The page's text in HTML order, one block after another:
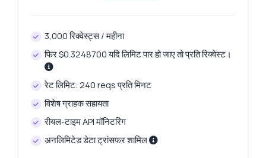
3,000 रिक्वेस्ट्स / महीना
फिर $0.3248700 यदि लिमिट पार हो जाए तो प्रति रिक्वेस्ट।
रेट लिमिट: 240 reqs प्रति मिनट
विशेष ग्राहक सहायता
रीयल-टाइम API मॉनिटरिंग
अनलिमिटेड डेटा ट्रांसफर शामिल